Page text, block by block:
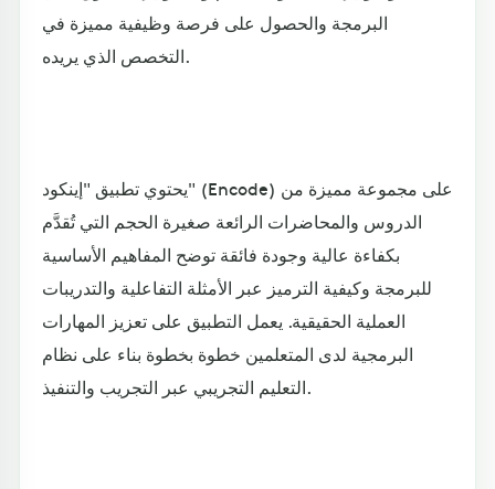
البرمجة والحصول على فرصة وظيفية مميزة في
التخصص الذي يريده.
يحتوي تطبيق "إينكود" (Encode) على مجموعة مميزة من
الدروس والمحاضرات الرائعة صغيرة الحجم التي تُقدَّم
بكفاءة عالية وجودة فائقة توضح المفاهيم الأساسية
للبرمجة وكيفية الترميز عبر الأمثلة التفاعلية والتدريبات
العملية الحقيقية. يعمل التطبيق على تعزيز المهارات
البرمجية لدى المتعلمين خطوة بخطوة بناء على نظام
التعليم التجريبي عبر التجريب والتنفيذ.